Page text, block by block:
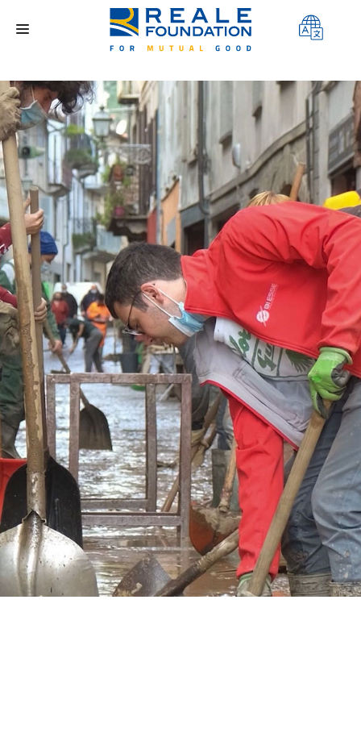
FONDAZIONE
AREE DI INTERVENTO
PROGETTI
CONTEST
MEDIA
CONTATTI